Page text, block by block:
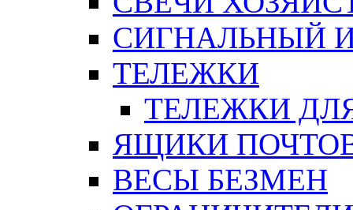
СИГНАЛЬНЫЙ
ТЕЛЕЖКИ
ТЕЛЕЖКИ
ЯЩИКИ
ВЕСЫ БЕЗМЕН